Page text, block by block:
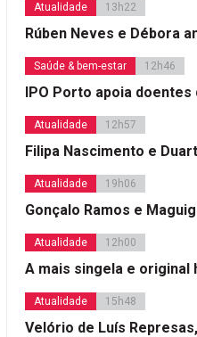
Atualidade 13h22
Rúben Neves e Débora
Saúde & bem-estar 12h46
IPO Porto apoia
Atualidade 12h57
Filipa Nascimento e
Atualidade 19h06
Gonçalo Ramos e
Atualidade 12h00
A mais singela e original
Atualidade 15h48
Velório de Luís